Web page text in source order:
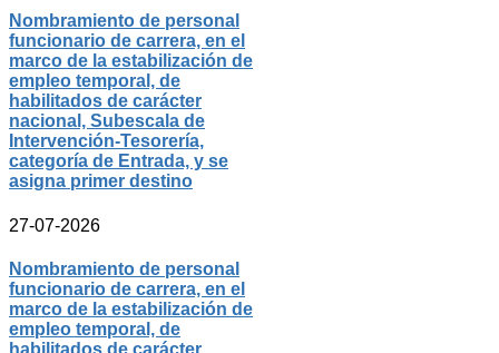
Nombramiento de personal
funcionario de carrera, en el
marco de la estabilización de
empleo temporal, de
habilitados de carácter
nacional, Subescala de
Intervención-Tesorería,
categoría de Entrada, y se
asigna primer destino
27-07-2026
Nombramiento de personal
funcionario de carrera, en el
marco de la estabilización de
empleo temporal, de
habilitados de carácter